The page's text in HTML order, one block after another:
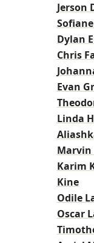
Jerson
Dylan
Chris
Evan
Linda
Marvin
Karim
Kine
Odile
Oscar